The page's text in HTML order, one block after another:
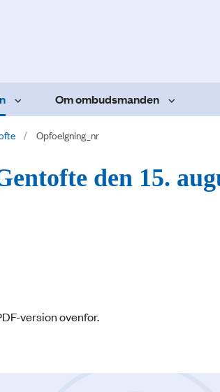
Om ombudsmanden
Opfoelgning_nr
den 15.
version ovenfor.